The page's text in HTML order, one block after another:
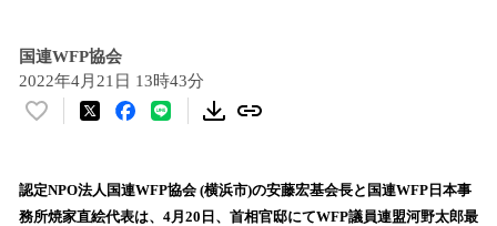
国連WFP協会
2022年4月21日 13時43分
い
！
数
認定NPO法人国連WFP協会 (横浜市)の安藤宏基会長と国連WFP日本事
務所焼家直絵代表は、4月20日、首相官邸にてWFP議員連盟河野太郎最